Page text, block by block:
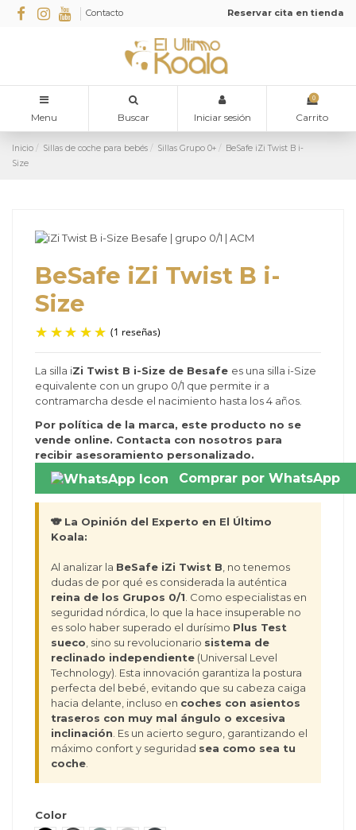
Contacto Reservar cita en tienda
Menu Buscar Iniciar sesión
0
Carrito
Inicio Sillas de coche para bebés Sillas Grupo 0+
BeSafe iZi Twist B i-
Size
BeSafe iZi Twist B i-
Size
(1 reseñas)
La silla iZi Twist B i-Size de Besafe es una silla i-Size
equivalente con un grupo 0/1 que permite ir a
contramarcha desde el nacimiento hasta los 4 años.
Por política de la marca, este producto no se
vende online. Contacta con nosotros para
recibir asesoramiento personalizado.
Comprar por WhatsApp
🐨 La Opinión del Experto en El Último
Koala:
Al analizar la BeSafe iZi Twist B, no tenemos
dudas de por qué es considerada la auténtica
reina de los Grupos 0/1. Como especialistas en
seguridad nórdica, lo que la hace insuperable no
es solo haber superado el durísimo Plus Test
sueco, sino su revolucionario sistema de
reclinado independiente (Universal Level
Technology). Esta innovación garantiza la postura
perfecta del bebé, evitando que su cabeza caiga
hacia delante, incluso en coches con asientos
traseros con muy mal ángulo o excesiva
inclinación. Es un acierto seguro, garantizando el
máximo confort y seguridad sea como sea tu
coche.
Color